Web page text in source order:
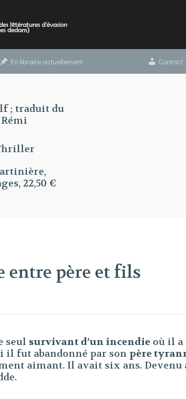
En libraire actuellement Contact
; traduit du
22,50 €
entre père et fils
seul survivant d’un incendieoù il a
il fut abandonné par son père
aimant. Il avait six ans.